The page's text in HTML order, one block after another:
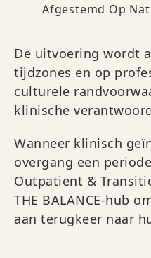
Afgestemd Op
De uitvoering wordt
tijdzones en op
culturele
klinische
Wanneer klinisch
overgang een
Outpatient &
THE BALANCE-hub
aan terugkeer naar